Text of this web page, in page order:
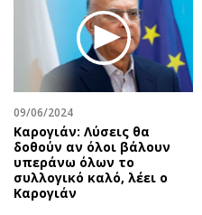
Διπλωματία
Αθλητισμός
Κύπρος
Διεθνή
Κληρώσεις Allwyn
Οικονομική
Οικονομία
09/06/2024
Καρογιάν: Λύσεις θα
δοθούν αν όλοι βάλουν
υπεράνω όλων το
συλλογικό καλό, λέει ο
Καρογιάν